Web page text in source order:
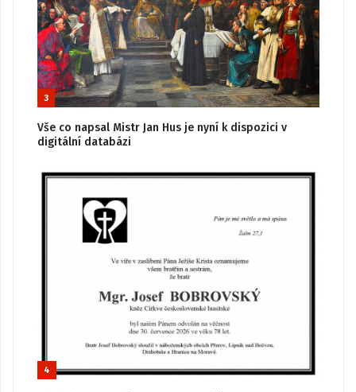
3
Vše co napsal Mistr Jan Hus je nyní k dispozici v
digitální databázi
4